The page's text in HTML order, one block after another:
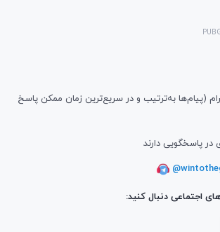
(پیام‌ها به‌ترتیب و در سریع‌ترین زمان ممکن پاسخ
در پاسخگویی دارند
اجتماعی دنبال کنید: